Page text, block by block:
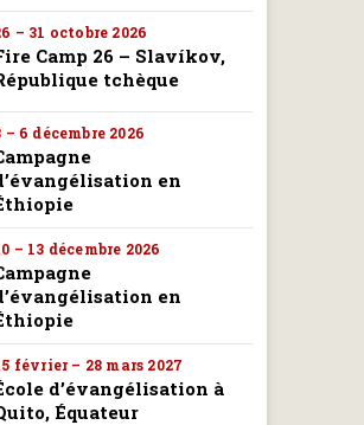
– 31 octobre 2026
Camp 26 – Slavíkov,
tchèque
– 6 décembre 2026
en
– 13 décembre 2026
en
février – 28 mars 2027
d’évangélisation à
Équateur